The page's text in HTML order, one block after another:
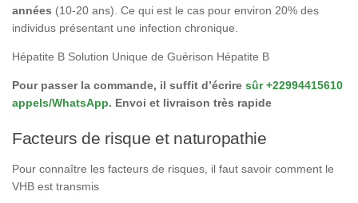
années (10-20 ans). Ce qui est le cas pour environ 20% des
individus présentant une infection chronique.
Hépatite B Solution Unique de Guérison Hépatite B
Pour passer la commande, il suffit d’écrire sûr +22994415610
appels/WhatsApp. Envoi et livraison très rapide
Facteurs de risque et naturopathie
Pour connaître les facteurs de risques, il faut savoir comment le
VHB est transmis